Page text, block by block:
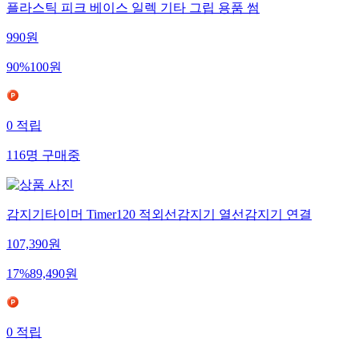
플라스틱 피크 베이스 일렉 기타 그립 용품 썸
990원
90%100원
0 적립
116명 구매중
감지기타이머 Timer120 적외선감지기 열선감지기 연결
107,390원
17%89,490원
0 적립